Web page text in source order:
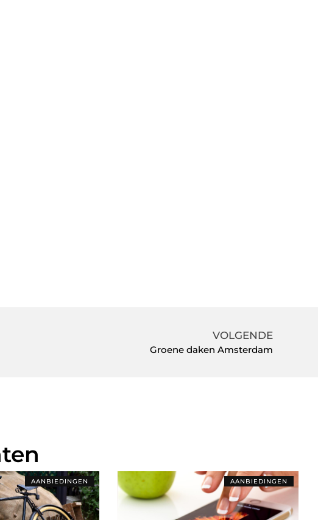
VOLGENDE
Groene daken Amsterdam
AANBIEDINGEN AANBIEDINGEN